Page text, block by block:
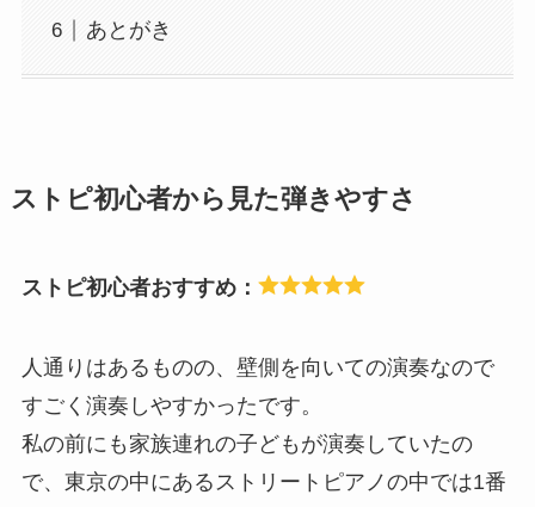
あとがき
ストピ初心者から見た弾きやすさ
ストピ初心者おすすめ：
人通りはあるものの、壁側を向いての演奏なので
すごく演奏しやすかったです。
私の前にも家族連れの子どもが演奏していたの
で、東京の中にあるストリートピアノの中では1番